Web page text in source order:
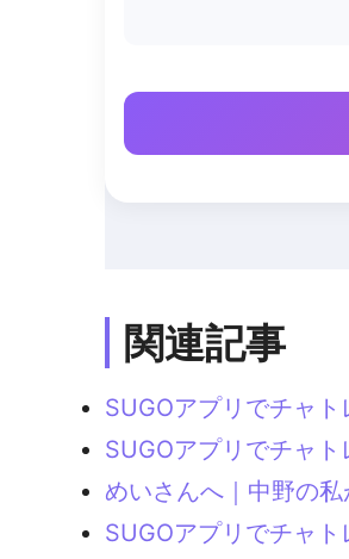
関連記事
SUGOアプリでチャ
SUGOアプリでチャ
めいさんへ｜中野の
SUGOアプリでチャ